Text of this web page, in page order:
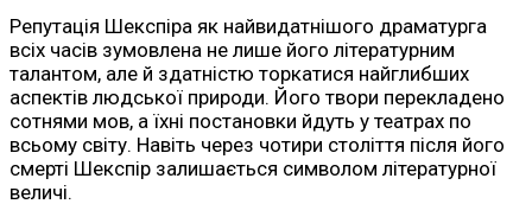
Репутація Шекспіра як найвидатнішого драматурга
всіх часів зумовлена не лише його літературним
талантом, але й здатністю торкатися найглибших
аспектів людської природи. Його твори перекладено
сотнями мов, а їхні постановки йдуть у театрах по
всьому світу. Навіть через чотири століття після його
смерті Шекспір залишається символом літературної
величі.